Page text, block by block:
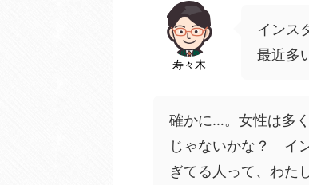
寿々木
インス
最近多
確かに…。女性は多
じゃないかな？ イ
ぎてる人って、わた